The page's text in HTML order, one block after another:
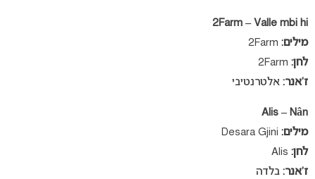
2Farm – Valle mbi hi
מילים:
לחן:
ז’אנר: אלטרנטיבי
Alis – Nân
מילים:
לחן:
ז’אנר: בלדה